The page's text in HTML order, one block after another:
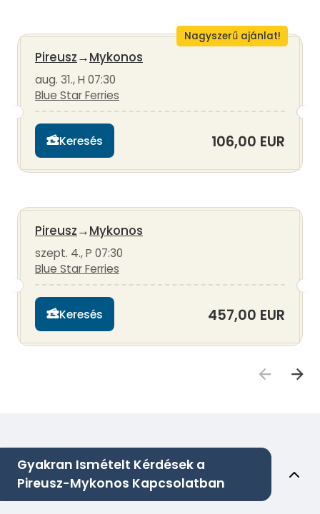
Nagyszerű ajánlat!
Pireusz→Mykonos
aug. 31., H 07:30
Blue Star Ferries
Keresés 106,00 EUR
Pireusz→Mykonos
szept. 4., P 07:30
Blue Star Ferries
Keresés 457,00 EUR
Gyakran Ismételt Kérdések a
Pireusz-Mykonos Kapcsolatban